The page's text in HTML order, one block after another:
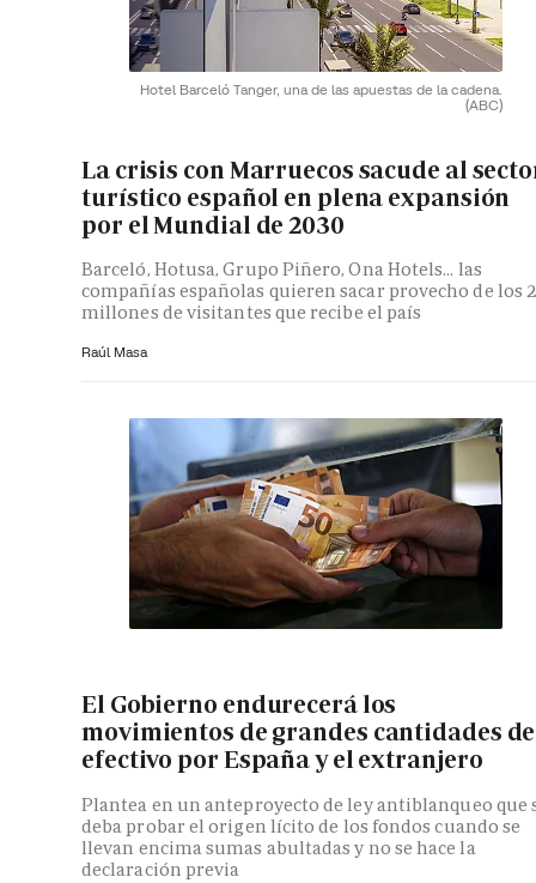
Hotel Barceló Tanger, una de las apuestas de la cadena.
(ABC)
La crisis con Marruecos sacude al
turístico español en plena expansión
por el Mundial de 2030
Barceló, Hotusa, Grupo Piñero, Ona Hotels... las
compañías españolas quieren sacar provecho de los
millones de visitantes que recibe el país
Raúl Masa
El Gobierno endurecerá los
movimientos de grandes cantidades de
efectivo por España y el extranjero
Plantea en un anteproyecto de ley antiblanqueo que
deba probar el origen lícito de los fondos cuando se
llevan encima sumas abultadas y no se hace la
declaración previa